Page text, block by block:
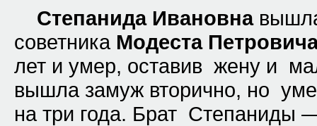
Степанида Ивановна
советника Модеста
лет и умер, оставив жену и
вышла замуж вторично, но
на три года. Брат Степаниды